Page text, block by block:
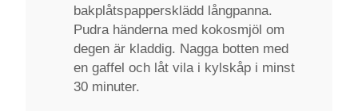
bakplåtspappersklädd långpanna.
Pudra händerna med kokosmjöl om
degen är kladdig. Nagga botten med
en gaffel och låt vila i kylskåp i minst
30 minuter.